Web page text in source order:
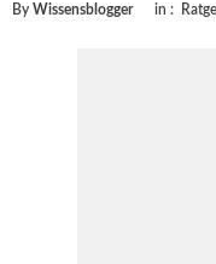
By Wissensblogger in :